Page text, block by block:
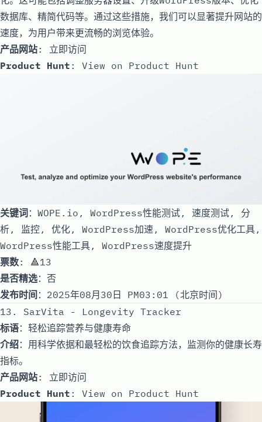
数据库、精简代码等。通过这些措施，我们可以显著提升网站的
速度，为用户带来更流畅的浏览体验。
产品网站: 立即访问
Product Hunt : View on Product Hunt
关键词：WOPE.io, WordPress性能测试, 速度测试, 分
析, 监控, 优化, WordPress加速, WordPress优化工具,
WordPress性能工具, WordPress速度提升
票数: 🔺13
是否精选：否
发布时间 ：2025年08月30日 PM03:01 (北京时间)
13. SarVita - Longevity Tracker
标语：轻松追踪营养与健康寿命
介绍：用科学依据和最轻松的饮食追踪方法，监测你的健康长寿
指标。
产品网站: 立即访问
Product Hunt : View on Product Hunt